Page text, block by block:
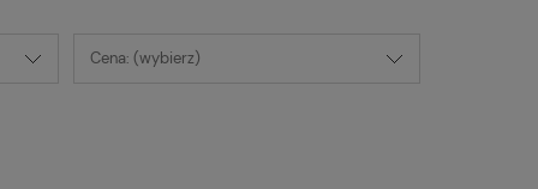
Cena: (wybierz)